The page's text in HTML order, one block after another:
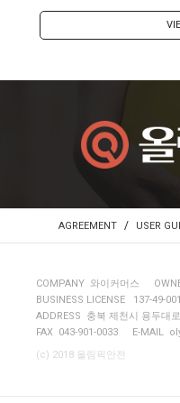
AGREEMENT / USER
COMPANY 와이커머스
BUSINESS LICENSE 137-49-
ADDRESS 충북 제천시 용두대
FAX 043-901-0033
E-MAIL
(c) 2018 올림픽안전